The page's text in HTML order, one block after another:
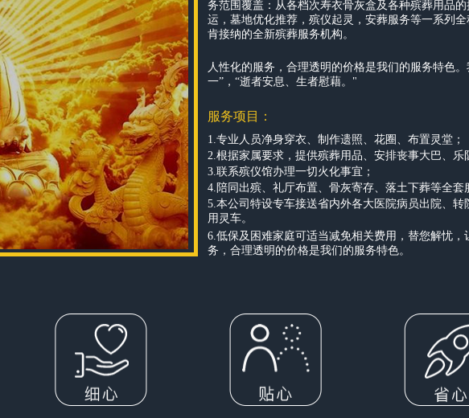
务范围覆盖：从各档次寿衣骨灰盒及各种殡葬用品
运，墓地优化推荐，殡仪起灵，安葬服务等一系列
肯接纳的全新殡葬服务机构。
人性化的服务，合理透明的价格是我们的服务特色
一”，“逝者安息、生者慰藉。"
服务项目：
1.专业人员净身穿衣、制作遗照、花圈、布置灵堂；
2.根据家属要求，提供殡葬用品、安排丧事大巴、乐
3.联系殡仪馆办理一切火化事宜；
4.陪同出殡、礼厅布置、骨灰寄存、落土下葬等全套
5.本公司特设专车接送省内外各大医院病员出院、
用灵车。
6.低保及困难家庭可适当减免相关费用，替您解忧
务，合理透明的价格是我们的服务特色。